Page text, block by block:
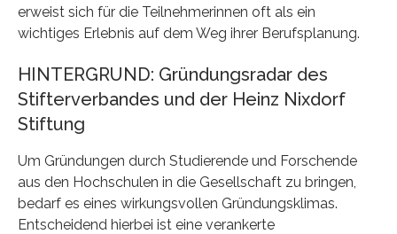
erweist sich für die Teilnehmerinnen oft als ein
wichtiges Erlebnis auf dem Weg ihrer Berufsplanung.
HINTERGRUND: Gründungsradar des
Stifterverbandes und der Heinz Nixdorf
Stiftung
Um Gründungen durch Studierende und Forschende
aus den Hochschulen in die Gesellschaft zu bringen,
bedarf es eines wirkungsvollen Gründungsklimas.
Entscheidend hierbei ist eine verankerte